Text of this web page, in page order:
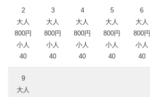
2
大人
800円
小人
40
3
大人
800円
小人
40
4
大人
800円
小人
40
5
大人
800円
小人
40
6
大人
800円
小人
40
9
大人